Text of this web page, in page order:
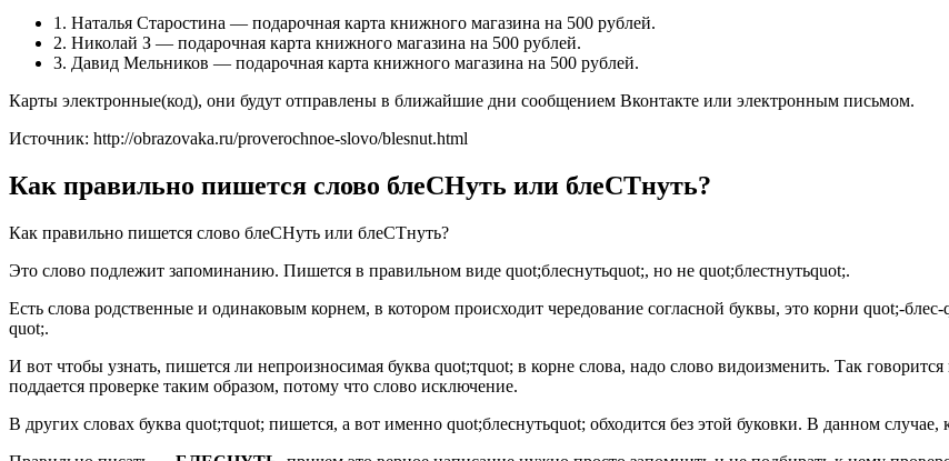
1. Наталья Старостина — подарочная карта книжного магазина на 500 рублей.
2. Николай З — подарочная карта книжного магазина на 500 рублей.
3. Давид Мельников — подарочная карта книжного магазина на 500 рублей.
Карты электронные(код), они будут отправлены в ближайшие дни сообщением Вконтакте или электронным письмом.
Источник: http://obrazovaka.ru/proverochnoe-slovo/blesnut.html
Как правильно пишется слово блеСНуть или блеСТнуть?
Как правильно пишется слово блеСНуть или блеСТнуть?
Это слово подлежит запоминанию. Пишется в правильном виде quot;блеснутьquot;, но не quot;блестнутьquot;.
Есть слова родственные и одинаковым корнем, в котором происходит чередование согласной буквы, это корни quot;-
quot;.
И вот чтобы узнать, пишется ли непроизносимая буква quot;тquot; в корне слова, надо слово видоизменить. Так
поддается проверке таким образом, потому что слово исключение.
В других словах буква quot;тquot; пишется, а вот именно quot;блеснутьquot; обходится без этой буковки. В данном